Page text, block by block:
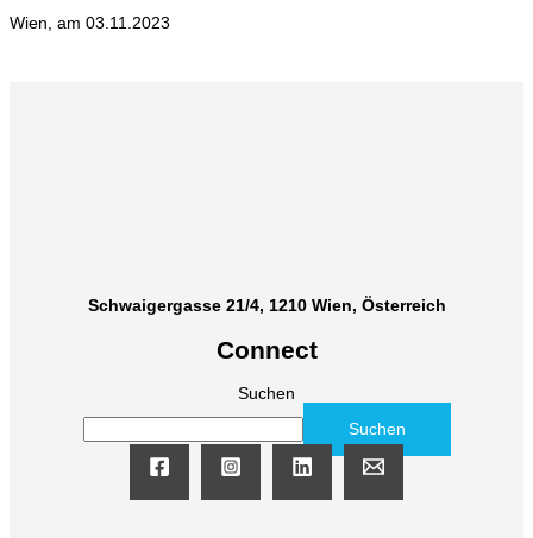
Wien, am 03.11.2023
Schwaigergasse 21/4, 1210 Wien, Österreich
Connect
Suchen
Suchen